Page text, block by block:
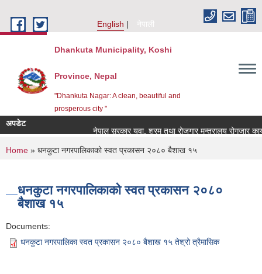
English
नेपाली
Dhankuta Municipality, Koshi
Province, Nepal
"Dhankuta Nagar: A clean, beautiful and
prosperous city "
अपडेट
नेपाल सरकार युवा, श्रम तथा रोजगार मन्त्रालय रोगजार
You are here
Home » धनकुटा नगरपालिकाको स्वत प्रकासन २०८० बैशाख १५
धनकुटा नगरपालिकाको स्वत प्रकासन २०८०
बैशाख १५
Documents:
धनकुटा नगरपालिका स्वत प्रकासन २०८० बैशाख १५ तेश्रो त्रैमासिक